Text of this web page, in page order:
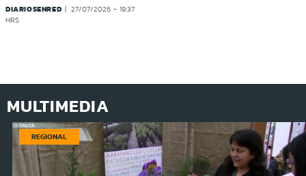
DIARIOSENRED
27/07/2026 - 19:37
HRS
MULTIMEDIA
REGIONAL